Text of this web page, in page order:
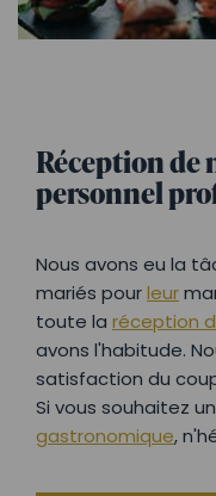
Réception de
personnel
Nous avons eu la
mariés pourleur
toute la réception
avons l'habitude.
satisfaction du
Si vous souhaitez
gastronomique,